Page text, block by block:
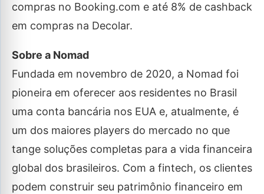
compras no Booking.com e até 8% de cashback
em compras na Decolar.
Sobre a Nomad
Fundada em novembro de 2020, a Nomad foi
pioneira em oferecer aos residentes no Brasil
uma conta bancária nos EUA e, atualmente, é
um dos maiores players do mercado no que
tange soluções completas para a vida financeira
global dos brasileiros. Com a fintech, os clientes
podem construir seu patrimônio financeiro em